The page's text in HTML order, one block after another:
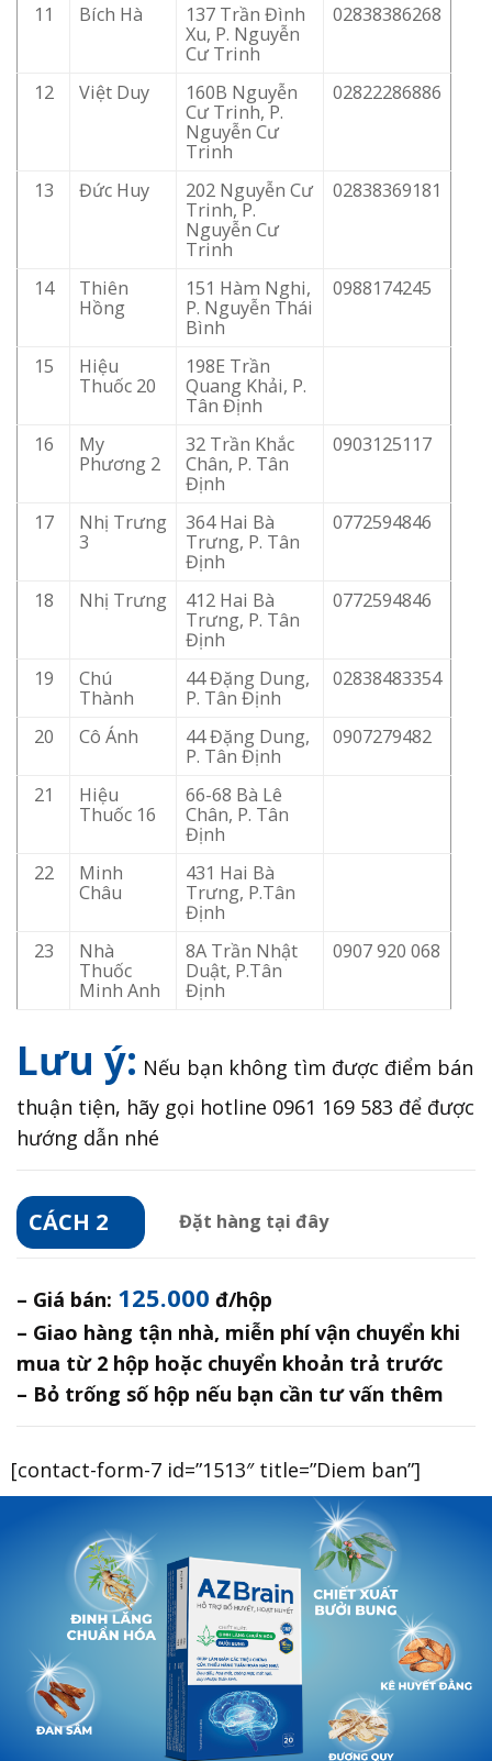
11 Bích Hà
137 Trần Đình
Xu, P. Nguyễn
Cư Trinh
02838386268
12 Việt Duy
160B Nguyễn
Cư Trinh, P.
Nguyễn Cư
Trinh
02822286886
13 Đức Huy
202 Nguyễn Cư
Trinh, P.
Nguyễn Cư
Trinh
02838369181
14
Thiên
Hồng
151 Hàm Nghi,
P. Nguyễn Thái
Bình
0988174245
15
Hiệu
Thuốc 20
198E Trần
Quang Khải, P.
Tân Định
16
My
Phương 2
32 Trần Khắc
Chân, P. Tân
Định
0903125117
17
Nhị Trưng
3
364 Hai Bà
Trưng, P. Tân
Định
0772594846
18 Nhị Trưng
412 Hai Bà
Trưng, P. Tân
Định
0772594846
19
Chú
Thành
44 Đặng Dung,
P. Tân Định
02838483354
20 Cô Ánh
44 Đặng Dung,
P. Tân Định
0907279482
21
Hiệu
Thuốc 16
66-68 Bà Lê
Chân, P. Tân
Định
22
Minh
Châu
431 Hai Bà
Trưng, P.Tân
Định
23
Nhà
Thuốc
Minh Anh
8A Trần Nhật
Duật, P.Tân
Định
0907 920 068
Lưu ý: Nếu bạn không tìm được điểm bán
thuận tiện, hãy gọi hotline 0961 169 583 để được
hướng dẫn nhé
CÁCH 2 Đặt hàng tại đây
– Giá bán: 125.000 đ/hộp
– Giao hàng tận nhà, miễn phí vận chuyển khi
mua từ 2 hộp hoặc chuyển khoản trả trước
– Bỏ trống số hộp nếu bạn cần tư vấn thêm
[contact-form-7 id=”1513″ title=”Diem ban”]